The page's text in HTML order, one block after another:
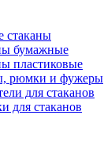
стаканы
бумажные
пластиковые
рюмки и фужеры
для стаканов
для стаканов